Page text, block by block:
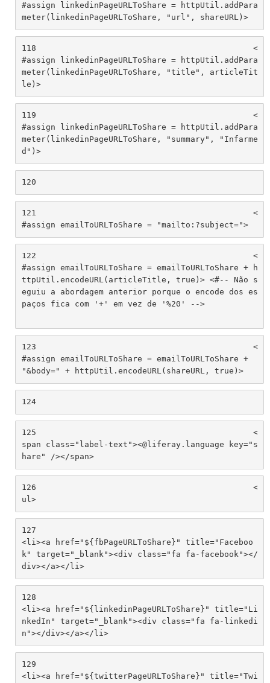
#assign linkedinPageURLToShare = httpUtil.addPara
meter(linkedinPageURLToShare, "url", shareURL)>
118
#assign linkedinPageURLToShare = httpUtil.addPara
meter(linkedinPageURLToShare, "title", articleTit
le)>
119
#assign linkedinPageURLToShare = httpUtil.addPara
meter(linkedinPageURLToShare, "summary", "Infarme
d")>
120
121
#assign emailToURLToShare = "mailto:?subject=">
122
#assign emailToURLToShare = emailToURLToShare + h
ttpUtil.encodeURL(articleTitle, true)> <#-- Não s
eguiu a abordagem anterior porque o encode dos es
paços fica com '+' em vez de '%20' -->
123
#assign emailToURLToShare = emailToURLToShare +
"&body=" + httpUtil.encodeURL(shareURL, true)>
124
125
span class="label-text"><@liferay.language key="s
hare" /></span>
126
ul>
127
<li><a href="${fbPageURLToShare}" title="Faceboo
k" target="_blank"><div class="fa fa-facebook"></
div></a></li>
128
<li><a href="${linkedinPageURLToShare}" title="Li
nkedIn" target="_blank"><div class="fa fa-linkedi
n"></div></a></li>
129
<li><a href="${twitterPageURLToShare}" title="Twi